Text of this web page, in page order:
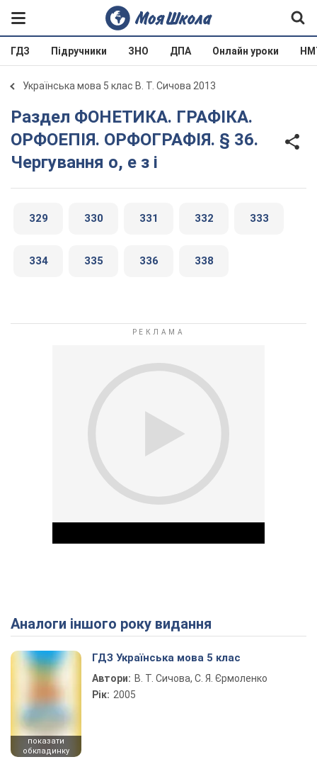
ГДЗ Підручники ЗНО ДПА Онлайн уроки
Українська мова 5 клас В. Т. Сичова 2013
Раздел ФОНЕТИКА. ГРАФІКА.
ОРФОЕПІЯ. ОРФОГРАФІЯ. § 36.
Чергування о, е з і
329 330 331 332 333
334 335 336 338
Play Video
Аналоги іншого року видання
показати
обкладинку
ГДЗ Українська мова 5 клас
Автори: В. Т. Сичова, С. Я. Єрмоленко
Рік: 2005